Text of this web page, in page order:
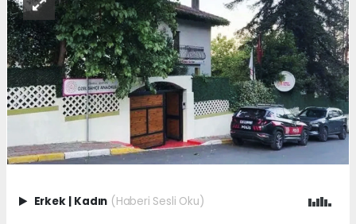
Erkek | Kadın (Haberi Sesli Oku)